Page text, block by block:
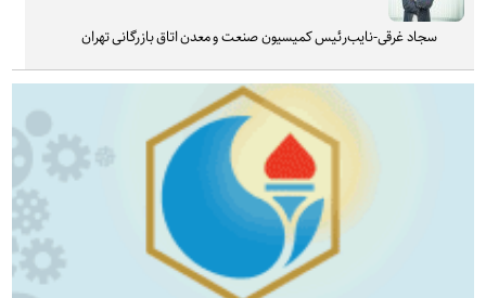
سجاد غرقی-نایب‌رئیس کمیسیون صنعت و معدن اتاق بازرگانی تهران